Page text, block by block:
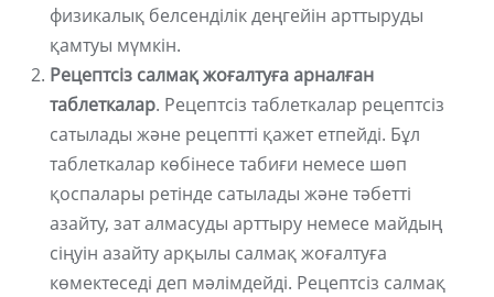
физикалық белсенділік деңгейін арттыруды
қамтуы мүмкін.
Рецептсіз салмақ жоғалтуға арналған
таблеткалар. Рецептсіз таблеткалар рецептсіз
сатылады және рецептті қажет етпейді. Бұл
таблеткалар көбінесе табиғи немесе шөп
қоспалары ретінде сатылады және тәбетті
азайту, зат алмасуды арттыру немесе майдың
сіңуін азайту арқылы салмақ жоғалтуға
көмектеседі деп мәлімдейді. Рецептсіз салмақ